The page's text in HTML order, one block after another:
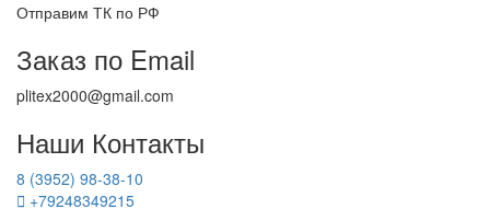
Отправим ТК по РФ
Заказ по Email
plitex2000@gmail.com
Наши Контакты
8 (3952) 98-38-10
+79248349215